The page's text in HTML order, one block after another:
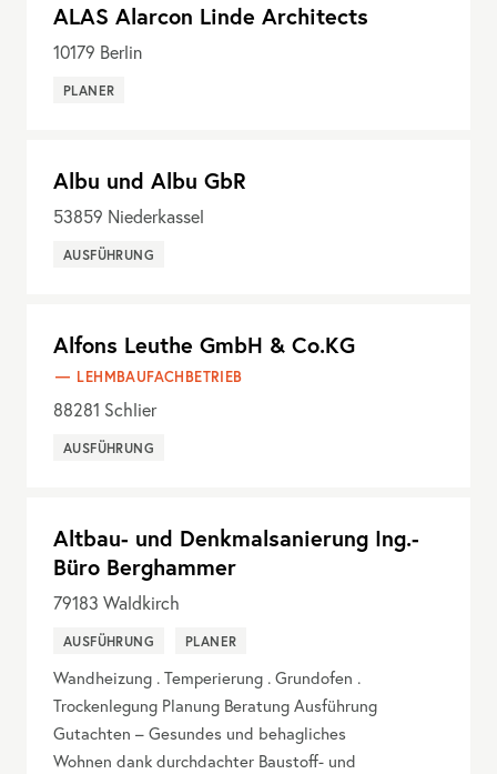
ALAS Alarcon Linde Architects
10179 Berlin
PLANER
Albu und Albu GbR
53859 Niederkassel
AUSFÜHRUNG
Alfons Leuthe GmbH & Co.KG
LEHMBAUFACHBETRIEB
88281 Schlier
AUSFÜHRUNG
Altbau- und Denkmalsanierung Ing.-
Büro Berghammer
79183 Waldkirch
AUSFÜHRUNG PLANER
Wandheizung . Temperierung . Grundofen .
Trockenlegung Planung Beratung Ausführung
Gutachten – Gesundes und behagliches
Wohnen dank durchdachter Baustoff- und